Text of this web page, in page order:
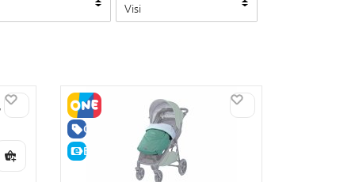
Visi
GERA KAINA
E-KAINA